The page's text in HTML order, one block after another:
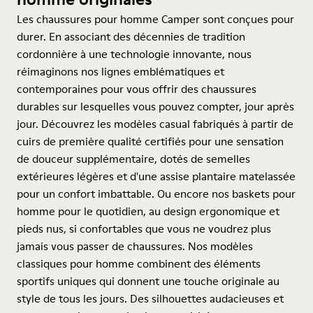
Les chaussures pour homme Camper sont conçues pour
durer. En associant des décennies de tradition
cordonnière à une technologie innovante, nous
réimaginons nos lignes emblématiques et
contemporaines pour vous offrir des chaussures
durables sur lesquelles vous pouvez compter, jour après
jour. Découvrez les modèles casual fabriqués à partir de
cuirs de première qualité certifiés pour une sensation
de douceur supplémentaire, dotés de semelles
extérieures légères et d'une assise plantaire matelassée
pour un confort imbattable. Ou encore nos baskets pour
homme pour le quotidien, au design ergonomique et
pieds nus, si confortables que vous ne voudrez plus
jamais vous passer de chaussures. Nos modèles
classiques pour homme combinent des éléments
sportifs uniques qui donnent une touche originale au
style de tous les jours. Des silhouettes audacieuses et